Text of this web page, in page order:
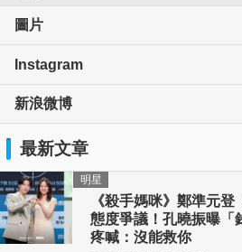
圖片
Instagram
新浪微博
最新文章
《殺手媽咪》鄭準元
態度爭議！孔曉振曝「
疼喊：沒能救你
明星